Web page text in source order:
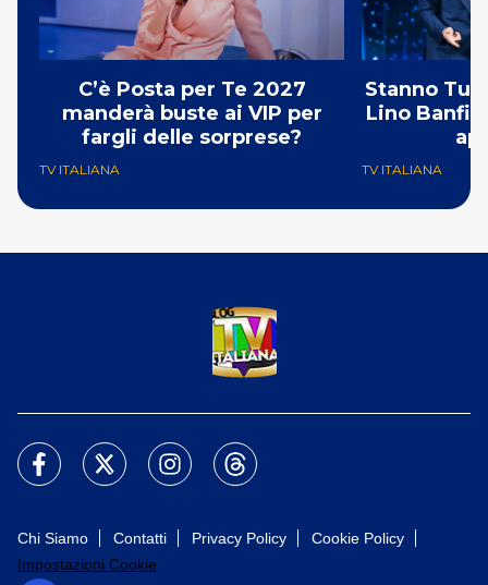
C’è Posta per Te 2027
manderà buste ai VIP per
fargli delle sorprese?
TV ITALIANA
Stanno
Lino Banfi
TV ITALIANA
Chi Siamo Contatti Privacy Policy
Cookie Policy
Impostazioni Cookie